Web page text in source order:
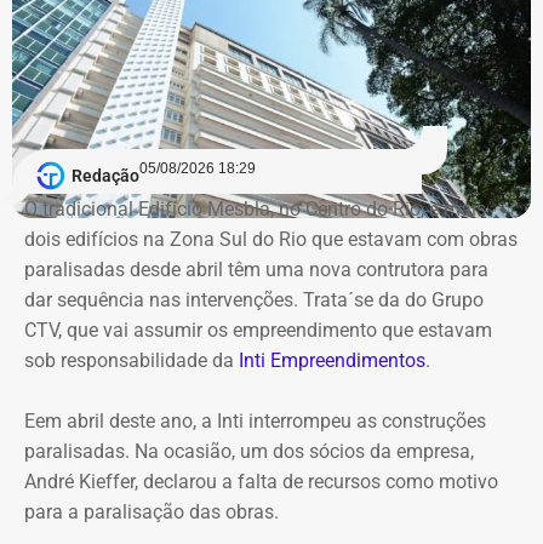
realização de uma auditoria completa nas contas e
contratos da autarquia. O prazo estabelecido para
conclusão dos trabalhos é de 60 dias.
Segundo a atual gestão, os levantamentos preliminares
indicam que o instituto vinha sendo utilizado para
descentralizar recursos públicos por meio de
contratações com baixo nível de controle, aproveitando a
maior flexibilidade financeira conferida à natureza
jurídica da autarquia.
COM INFORMAÇÕES DO RJ2/TV GLOBO
Declaração de Lauro Boto em 2026 — Foto: Reprodução/DivulgaCand
Redação05/08/2026 18:29
O tradicional Edifício Mesbla, no Centro do Rio, e mais
dois edifícios na Zona Sul do Rio que estavam com obras
paralisadas desde abril têm uma nova contrutora para
dar sequência nas intervenções. Trata´se da do Grupo
CTV, que vai assumir os empreendimento que estavam
sob responsabilidade da Inti Empreendimentos.
Eem abril deste ano, a Inti interrompeu as construções
paralisadas. Na ocasião, um dos sócios da empresa,
André Kieffer, declarou a falta de recursos como motivo
para a paralisação das obras.